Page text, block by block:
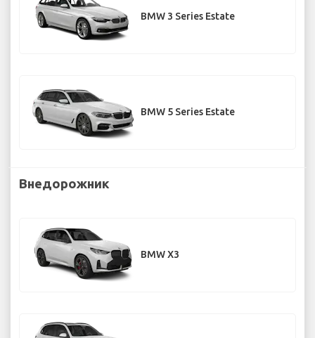
BMW 3 Series Estate
BMW 5 Series Estate
Внедорожник
BMW X3